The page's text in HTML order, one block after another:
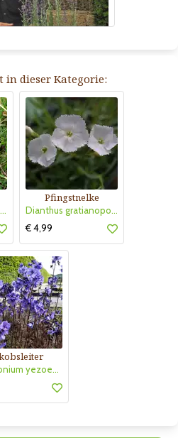
dieser Kategorie:
Miscanthus sinensis 'Strictus Dwarf'
Pfingstnelke
Dianthus gratianopolitanus 'La Bourboule White'
€ 4,99
Polemonium yezoense 'Purple Rain'